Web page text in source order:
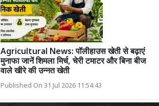
Agricultural News: पॉलीहाउस खेती से बढ़ाएं
मुनाफा जानें शिमला मिर्च, चेरी टमाटर और बिना बीज
वाले खीरे की उन्नत खेती
Published On 31 Jul 2026 11:54:43